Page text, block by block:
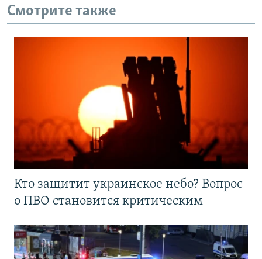
Смотрите также
Кто защитит украинское небо? Вопрос
о ПВО становится критическим